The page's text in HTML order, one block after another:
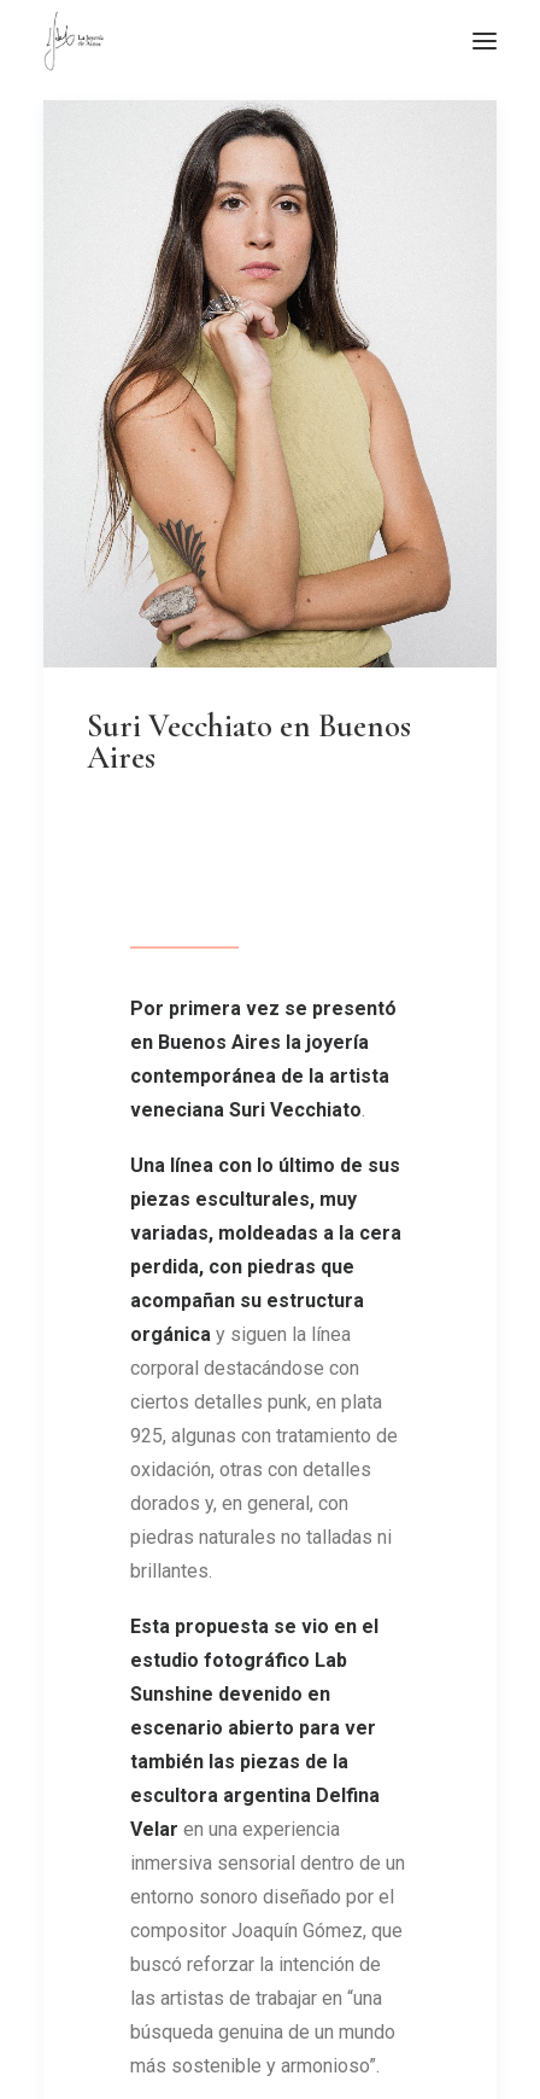
NOTICIAS DE JOYERÍA CONTEMPORÁNEA
Suri Vecchiato en Buenos
Aires
Por primera vez se presentó
en Buenos Aires la joyería
contemporánea de la artista
veneciana Suri Vecchiato
Una línea con lo último de sus
piezas esculturales, muy
variadas, moldeadas a la cera
perdida, con piedras que
acompañan su estructura
orgánica y siguen la línea
corporal destacándose con
ciertos detalles punk, en plata
925, algunas con tratamiento de
oxidación, otras con detalles
dorados y, en general, con
piedras naturales no talladas ni
brillantes.
Esta propuesta se vio en el
estudio fotográfico Lab
Sunshine devenido en
escenario abierto para ver
también las piezas de la
escultora argentina Delfina
Velar en una experiencia
inmersiva sensorial dentro de un
entorno sonoro diseñado por el
compositor Joaquín Gómez, que
buscó reforzar la intención de
las artistas de trabajar en “una
búsqueda genuina de un mundo
más sostenible y armonioso”.